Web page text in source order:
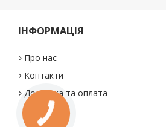
ІНФОРМАЦІЯ
Про нас
Контакти
Доставка та оплата